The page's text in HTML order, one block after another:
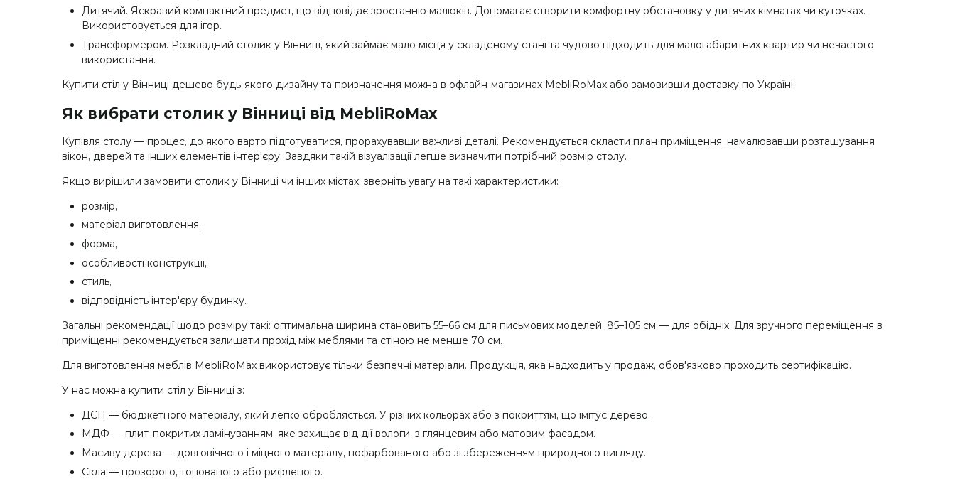
Дитячий. Яскравий компактний предмет, що відповідає зростанню малюків. Допомагає створити комфортну обстановку у дитячих кімнатах чи куточках.
Використовується для ігор.
Трансформером. Розкладний столик у Вінниці, який займає мало місця у складеному стані та чудово підходить для малогабаритних квартир чи нечастого
використання.
Купити стіл у Вінниці дешево будь-якого дизайну та призначення можна в офлайн-магазинах MebliRoMax або замовивши доставку по Україні.
Як вибрати столик у Вінниці від MebliRoMax
Купівля столу — процес, до якого варто підготуватися, прорахувавши важливі деталі. Рекомендується скласти план приміщення, намалювавши розташування
вікон, дверей та інших елементів інтер'єру. Завдяки такій візуалізації легше визначити потрібний розмір столу.
Якщо вирішили замовити столик у Вінниці чи інших містах, зверніть увагу на такі характеристики:
розмір,
матеріал виготовлення,
форма,
особливості конструкції,
стиль,
відповідність інтер'єру будинку.
Загальні рекомендації щодо розміру такі: оптимальна ширина становить 55–66 см для письмових моделей, 85–105 см — для обідніх. Для зручного переміщення в
приміщенні рекомендується залишати прохід між меблями та стіною не менше 70 см.
Для виготовлення меблів MebliRoMax використовує тільки безпечні матеріали. Продукція, яка надходить у продаж, обов'язково проходить сертифікацію.
У нас можна купити стіл у Вінниці з:
ДСП — бюджетного матеріалу, який легко обробляється. У різних кольорах або з покриттям, що імітує дерево.
МДФ — плит, покритих ламінуванням, яке захищає від дії вологи, з глянцевим або матовим фасадом.
Масиву дерева — довговічного і міцного матеріалу, пофарбованого або зі збереженням природного вигляду.
Скла — прозорого, тонованого або рифленого.